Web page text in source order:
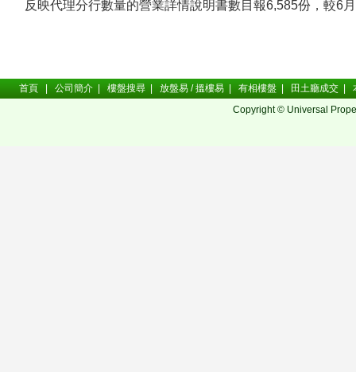
反映代理分行數量的營業詳情說明書數目報6,585份，較6
首頁 公司簡介 樓盤搜尋 放盤易 / 搵樓易 有相樓盤 田土廳成交
Copyright © Universal